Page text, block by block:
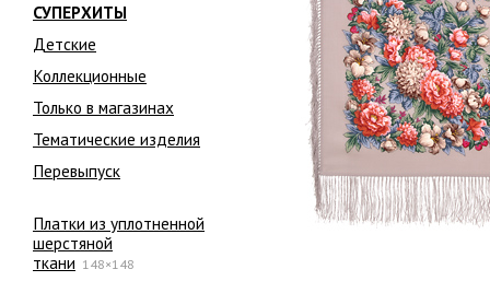
СУПЕРХИТЫ
Детские
Коллекционные
Только в магазинах
Тематические изделия
Перевыпуск
Платки из уплотненной
шерстяной
ткани 148×148